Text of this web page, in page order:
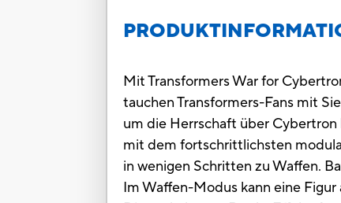
Mit Transformers War for
tauchen Transformers-Fans mit
um die Herrschaft über
mit dem fortschrittlichsten
in wenigen Schritten zu Waffen.
Im Waffen-Modus kann eine